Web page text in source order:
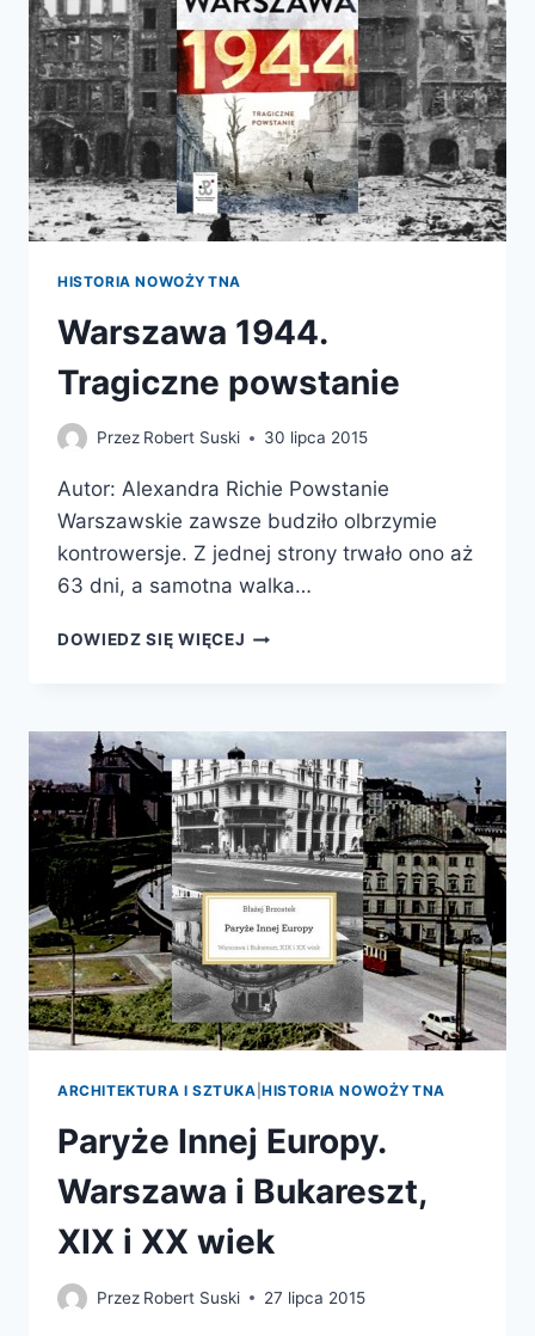
HISTORIA NOWOŻYTNA
Warszawa 1944.
Tragiczne powstanie
Przez Robert Suski 30 lipca 2015
Autor: Alexandra Richie Powstanie
Warszawskie zawsze budziło olbrzymie
kontrowersje. Z jednej strony trwało ono aż
63 dni, a samotna walka…
DOWIEDZ SIĘ WIĘCEJ WARSZAWA
ARCHITEKTURA I SZTUKA |HISTORIA NOWOŻYTNA
Paryże Innej Europy.
Warszawa i Bukareszt,
XIX i XX wiek
Przez Robert Suski 27 lipca 2015